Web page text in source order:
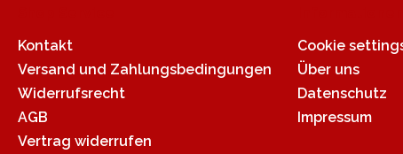
Kontakt
Versand und Zahlungsbedingungen
Widerrufsrecht
AGB
Vertrag widerrufen
Cookie
Über uns
Datenschutz
Impressum